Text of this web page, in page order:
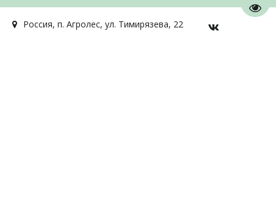
Россия, п. Агролес, ул. Тимирязева, 22